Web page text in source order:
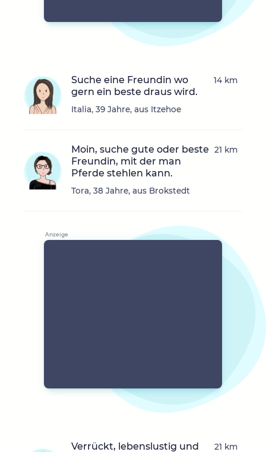
Suche eine Freundin wo
gern ein beste draus wird.
Italia, 39 Jahre, aus Itzehoe
14 km
Moin, suche gute oder beste
Freundin, mit der man
Pferde stehlen kann.
Tora, 38 Jahre, aus Brokstedt
21 km
Verrückt, lebenslustig und
21 km